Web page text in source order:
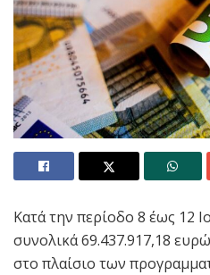
Κατά την περίοδο 8 έως 12
συνολικά 69.437.917,18
στο πλαίσιο των